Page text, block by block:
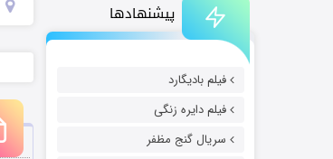
پیشنهادها
فیلم بادیگارد
فیلم دایره زنگی
سریال گنج مظفر